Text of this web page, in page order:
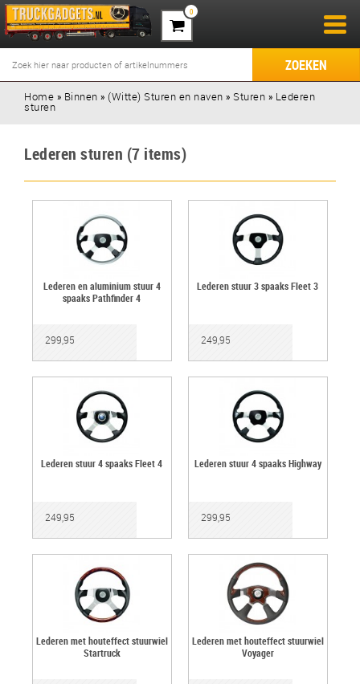
0
ZOEKEN
Home » Binnen » (Witte) Sturen en naven » Sturen » Lederen
sturen
Lederen sturen (7 items)
Lederen en aluminium stuur 4
spaaks Pathfinder 4
299,95
Lederen stuur 3 spaaks Fleet 3
249,95
Lederen stuur 4 spaaks Fleet 4
249,95
Lederen stuur 4 spaaks Highway
299,95
Lederen met houteffect stuurwiel
Startruck
Lederen met houteffect stuurwiel
Voyager